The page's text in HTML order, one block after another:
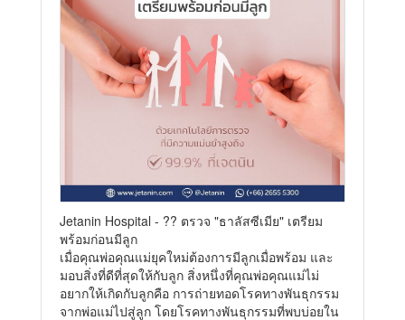
Jetanin Hospital - ?? ตรวจ "ธาลัสซีเมีย" เตรียม
พร้อมก่อนมีลูก
เมื่อคุณพ่อคุณแม่ยุคใหม่ต้องการมีลูกเมื่อพร้อม และ
มอบสิ่งที่ดีที่สุดให้กับลูก สิ่งหนึ่งที่คุณพ่อคุณแม่ไม่
อยากให้เกิดกับลูกคือ การถ่ายทอดโรคทางพันธุกรรม
จากพ่อแม่ไปสู่ลูก โดยโรคทางพันธุกรรมที่พบบ่อยใน